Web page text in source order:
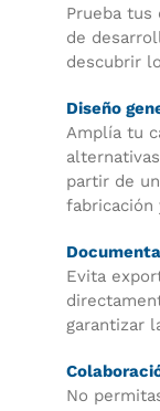
Prueba tus
de
descubrir
Diseño
Amplía tu
partir de
fabricación
Evita
garantizar
No